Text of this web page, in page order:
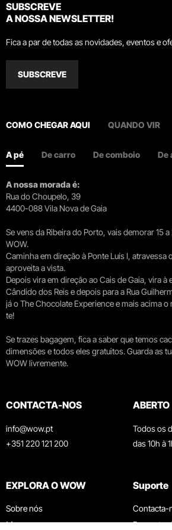
SUBSCREVE
A NOSSA NEWSLETTER!
Fica a par de todas as novidades, eventos e
SUBSCREVE
COMO CHEGAR AQUI QUANDO VIR
A pé De carro De comboio De
A nossa morada é:
Rua do Choupelo, 39
4400-088 Vila Nova de Gaia
Se vens da Ribeira do Porto, vais demorar 15
WOW.
Caminha em direção à Ponte Luís I, atravessa
aproveita a vista.
Depois vira em direção ao Cais de Gaia, vira à
Cândido dos Reis e depois para a Rua
já o The Chocolate Experience e mais acima o
te!
Se trazes bagagem, fica a saber que temos
dimensões e todos eles gratuitos. Guarda as
WOW livremente.
CONTACTA-NOS
info@wow.pt
+351 220 121 200
ABERTO
Todos os
das 10h à
EXPLORA O WOW
Sobre nós
Museus
Suporte
Contacta-
Perguntas